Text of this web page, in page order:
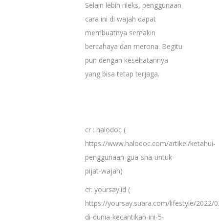
Selain lebih rileks, penggunaan
cara ini di wajah dapat
membuatnya semakin
bercahaya dan merona. Begitu
pun dengan kesehatannya
yang bisa tetap terjaga.
cr : halodoc (
https://www.halodoc.com/artikel/ketahui-
penggunaan-gua-sha-untuk-
pijat-wajah)
cr: yoursay.id (
https://yoursay.suara.com/lifestyle/2022/
di-dunia-kecantikan-ini-5-